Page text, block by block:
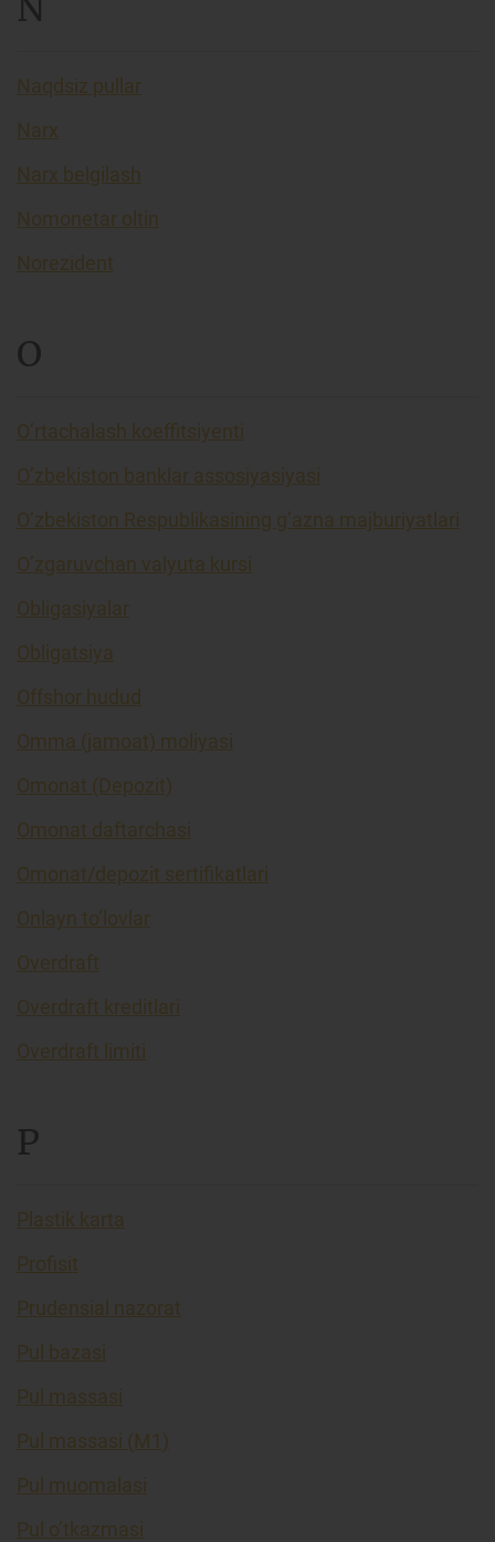
N
Naqdsiz pullar
Narx
Narx belgilash
Nomonetar oltin
Norezident
O
O’rtachalash koeffitsiyenti
O’zbekiston banklar assosiyasiyasi
O’zbekiston Respublikasining g’azna majburiyatlari
O’zgaruvchan valyuta kursi
Obligasiyalar
Obligatsiya
Offshor hudud
Omma (jamoat) moliyasi
Omonat (Depozit)
Omonat daftarchasi
Omonat/depozit sertifikatlari
Onlayn to’lovlar
Overdraft
Overdraft kreditlari
Overdraft limiti
P
Plastik karta
Profisit
Prudensial nazorat
Pul bazasi
Pul massasi
Pul massasi (M1)
Pul muomalasi
Pul o’tkazmasi